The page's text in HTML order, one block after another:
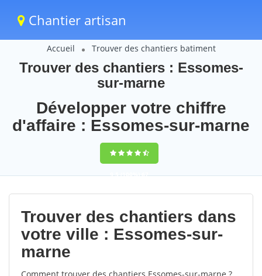
Chantier artisan
Accueil Trouver des chantiers batiment
Trouver des chantiers : Essomes-
sur-marne
Développer votre chiffre
d'affaire : Essomes-sur-marne
9,5(100%)67
votes
Trouver des chantiers dans
votre ville : Essomes-sur-
marne